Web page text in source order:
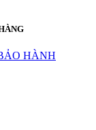
HÀNH